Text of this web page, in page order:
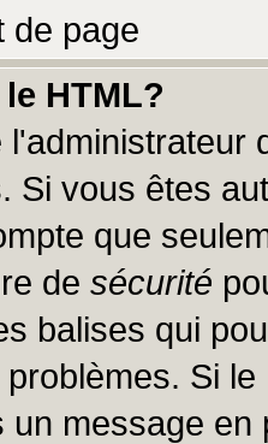
de page
HTML?
Si vous êtes
que
de sécurité
balises qui
Si
un message